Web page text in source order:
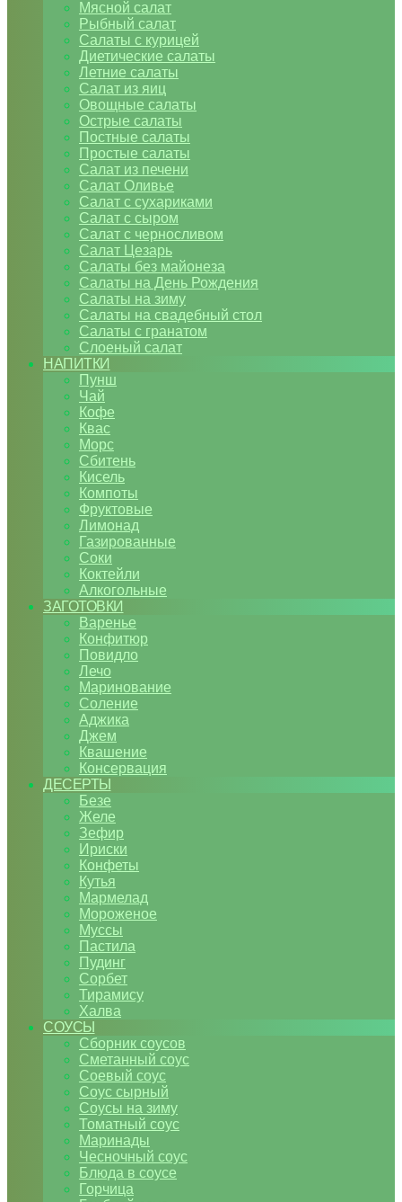
Мясной салат
Рыбный салат
Салаты с курицей
Диетические салаты
Летние салаты
Салат из яиц
Овощные салаты
Острые салаты
Постные салаты
Простые салаты
Салат из печени
Салат Оливье
Салат с сухариками
Салат с сыром
Салат с черносливом
Салат Цезарь
Салаты без майонеза
Салаты на День Рождения
Салаты на зиму
Салаты на свадебный стол
Салаты с гранатом
Слоеный салат
НАПИТКИ
Пунш
Чай
Кофе
Квас
Морс
Сбитень
Кисель
Компоты
Фруктовые
Лимонад
Газированные
Соки
Коктейли
Алкогольные
ЗАГОТОВКИ
Варенье
Конфитюр
Повидло
Лечо
Маринование
Соление
Аджика
Джем
Квашение
Консервация
ДЕСЕРТЫ
Безе
Желе
Зефир
Ириски
Конфеты
Кутья
Мармелад
Мороженое
Муссы
Пастила
Пудинг
Сорбет
Тирамису
Халва
СОУСЫ
Сборник соусов
Сметанный соус
Соевый соус
Соус сырный
Соусы на зиму
Томатный соус
Маринады
Чесночный соус
Блюда в соусе
Горчица